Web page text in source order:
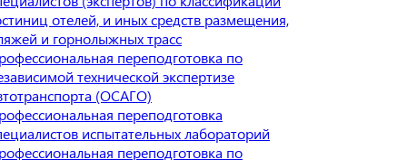
отелей, и иных средств размещения,
и горнолыжных трасс
переподготовка по
технической экспертизе
(ОСАГО)
переподготовка
испытательных лабораторий
переподготовка по